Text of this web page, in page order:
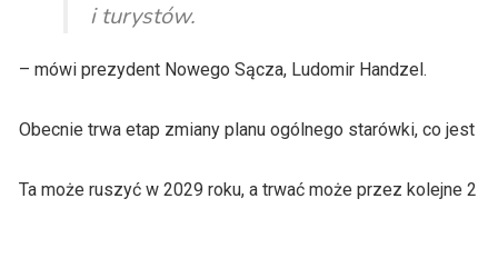
i turystów.
– mówi prezydent Nowego Sącza, Ludomir Handzel.
Obecnie trwa etap zmiany planu ogólnego starówki, co
Ta może ruszyć w 2029 roku, a trwać może przez kolejne